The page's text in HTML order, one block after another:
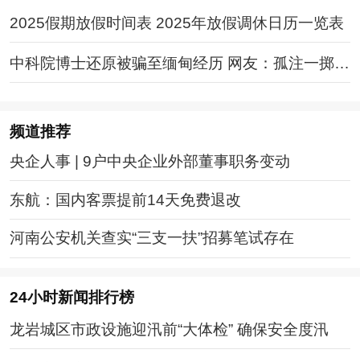
2025假期放假时间表 2025年放假调休日历一览表
中科院博士还原被骗至缅甸经历 网友：孤注一掷现
实版
频道推荐
央企人事 | 9户中央企业外部董事职务变动
东航：国内客票提前14天免费退改
河南公安机关查实“三支一扶”招募笔试存在
24小时新闻排行榜
龙岩城区市政设施迎汛前“大体检” 确保安全度汛